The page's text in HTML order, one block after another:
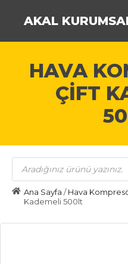
AKAL
HAVA
ÇIFT
Products
search
Ana Sayfa /Hava
Kademeli 500lt